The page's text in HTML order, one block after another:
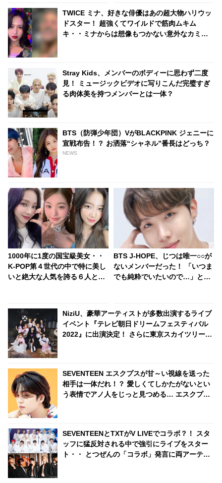
ピッタリな回答にほっこり
TWICE ミナ、好きな俳優はあの超大物ハリウッ
ドスター！ 超強くてワイルドで筋肉ムキム
キ・・ミナからは想像もつかない意外なカミン
Stray Kids、メンバーのボディーに思わず二度
見！ ミュージックビデオに写りこんだ完璧すぎ
る肉体美を持つメンバーとは一体？
BTS（防弾少年団）VがBLACKPINK ジェニーに
宣戦布告！？ お洒落“シャネル”番長はどっち？
NEWS
1000年に1度の国宝級美女・・
K-POP第４世代の中で特に美し
いと絶大な人気を誇る６人と
BTS J-HOPE、じつは唯一○○が
ないメンバーだった！ 「いつま
でも純粋でいたいので…」とい
撃・・ 予想だにしない展開を迎
えたかわいすぎるやりとりにフ
ァン爆笑
NiziU、豪華アーティストが多数出演するライブ
イベント『テレビ朝日ドリームフェスティバル
2022』に出演決定！ さらに東京スカイツリーに
SEVENTEEN エスクプスが甘～い視線を送った
相手は一体だれ！？ 愛しくてしかたがないとい
う表情でアノ人をじっと見つめる… エスクプス
SEVENTEENとTXTがV LIVEでコラボ？！ スタ
ッフに猛反対される中で強引にライブをスター
ト・・ とつぜんの「コラボ」発言に両アーティ